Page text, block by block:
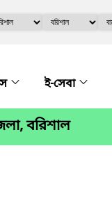
ই-সেবা
বরিশাল